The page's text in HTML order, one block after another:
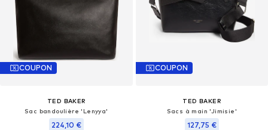
COUPON
TED BAKER
Sac bandoulière 'Lenyya'
224,10 €
COUPON
TED BAKER
Sacs à main 'Jimisie'
127,75 €